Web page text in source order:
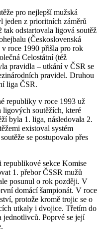
pro nejlepší mužská
jeden z prioritních záměrů
odstartovala ligová soutěž
(Československá
roce 1990 přišla pro rok
Celostátní (též
pravidla – utkání v ČSR se
pravidel. Druhou
liga ČSR.
republiky v roce 1993 už
ligových soutěžích, které
byla 1. liga, následovala 2.
existoval systém
se postupovalo přes
republikové sekce Komise
1. přebor ČSSR mužů
posunul o rok později. V
domácí šampionát. V roce
protože kromě trojic se o
utkaly i dvojice. Třetím do
jednotlivců. Poprvé se její